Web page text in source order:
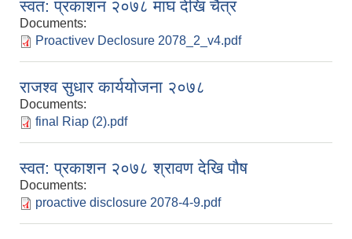
स्वत: प्रकाशन २०७८ माघ देखि चैत्र
Documents:
Proactivev Declosure 2078_2_v4.pdf
राजश्व सुधार कार्ययोजना २०७८
Documents:
final Riap (2).pdf
स्वत: प्रकाशन २०७८ श्रावण देखि पौष
Documents:
proactive disclosure 2078-4-9.pdf